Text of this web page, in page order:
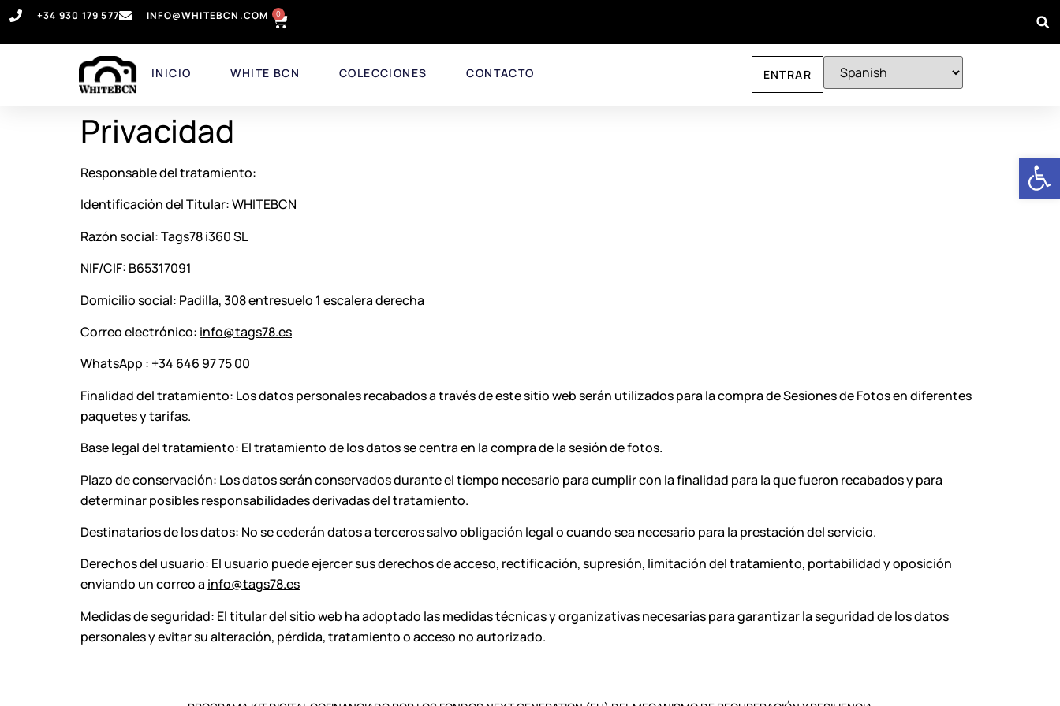
+34 930 179 577 INFO@WHITEBCN.COM 0
INICIO WHITE BCN COLECCIONES CONTACTO ENTRAR
Privacidad
Responsable del tratamiento:
Identificación del Titular: WHITEBCN
Razón social: Tags78 i360 SL
NIF/CIF: B65317091
Domicilio social: Padilla, 308 entresuelo 1 escalera derecha
Correo electrónico: info@tags78.es
WhatsApp : +34 646 97 75 00
Finalidad del tratamiento: Los datos personales recabados a través de este sitio web serán utilizados para la compra de Sesiones de Fotos en diferentes
paquetes y tarifas.
Base legal del tratamiento: El tratamiento de los datos se centra en la compra de la sesión de fotos.
Plazo de conservación: Los datos serán conservados durante el tiempo necesario para cumplir con la finalidad para la que fueron recabados y para
determinar posibles responsabilidades derivadas del tratamiento.
Destinatarios de los datos: No se cederán datos a terceros salvo obligación legal o cuando sea necesario para la prestación del servicio.
Derechos del usuario: El usuario puede ejercer sus derechos de acceso, rectificación, supresión, limitación del tratamiento, portabilidad y oposición
enviando un correo a info@tags78.es
Medidas de seguridad: El titular del sitio web ha adoptado las medidas técnicas y organizativas necesarias para garantizar la seguridad de los datos
personales y evitar su alteración, pérdida, tratamiento o acceso no autorizado.